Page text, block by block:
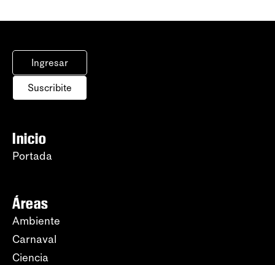
Ingresar
Suscribite
Inicio
Portada
Áreas
Ambiente
Carnaval
Ciencia